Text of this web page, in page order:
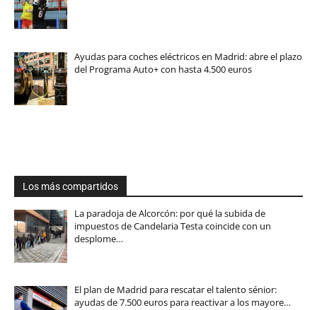
Ayudas para coches eléctricos en Madrid: abre el plazo
del Programa Auto+ con hasta 4.500 euros
Los más compartidos
La paradoja de Alcorcón: por qué la subida de
impuestos de Candelaria Testa coincide con un
desplome…
El plan de Madrid para rescatar el talento sénior:
ayudas de 7.500 euros para reactivar a los mayore…